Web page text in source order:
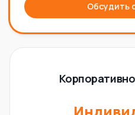
Обсудить